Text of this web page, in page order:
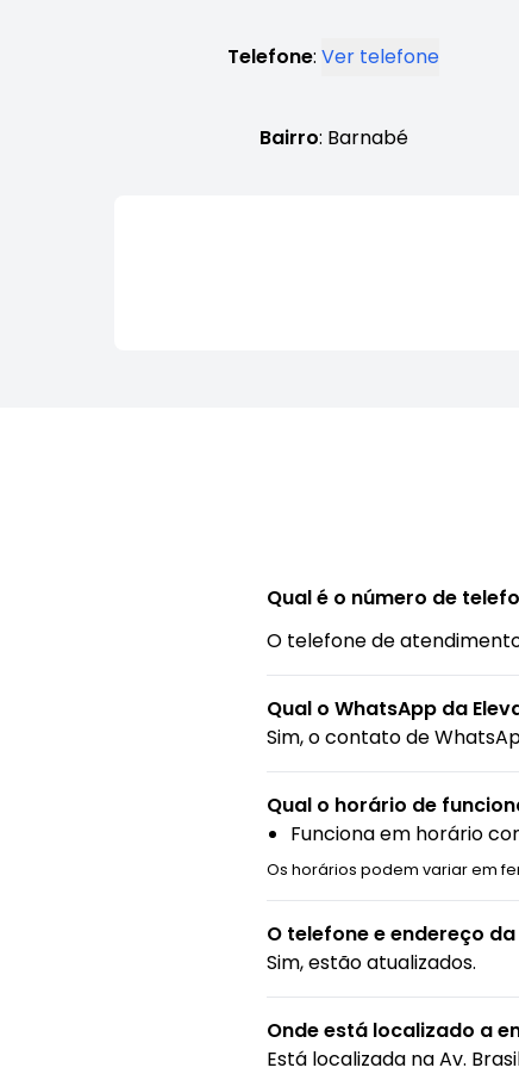
Telefone: Ver telefone
Bairro: Barnabé
Qual é o número de
O telefone de
Qual o WhatsApp da
Sim, o contato de
Qual o horário de
Funciona em horário
Os horários podem variar em
O telefone e endereço
Sim, estão atualizados.
Onde está localizado a
Está localizada naAv.